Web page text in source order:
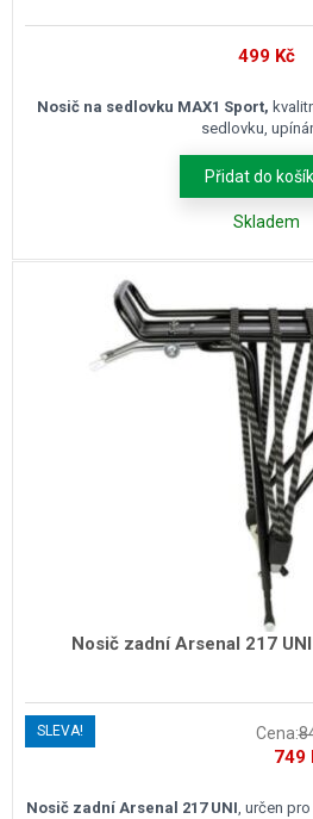
499 Kč
Nosič na sedlovku MAX1 Sport,
sedlovku,
Přidat do
Skladem
Nosič zadní Arsenal 217
SLEVA! Cena:
byla:
749
Nosič zadní Arsenal 217 UNI, určen